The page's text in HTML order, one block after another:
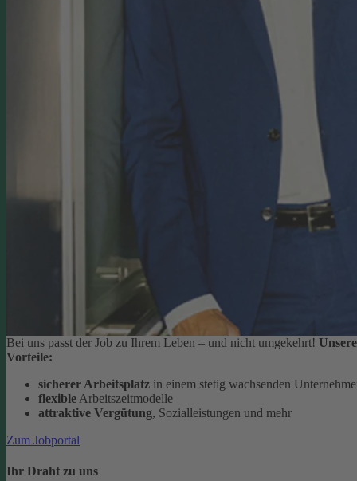
Bei uns passt der Job zu Ihrem Leben – und nicht umgekehrt! Unsere
Vorteile:
sicherer Arbeitsplatz in einem stetig wachsenden
flexible Arbeitszeitmodelle
attraktive Vergütung, Sozialleistungen und mehr
Zum Jobportal
Ihr Draht zu uns